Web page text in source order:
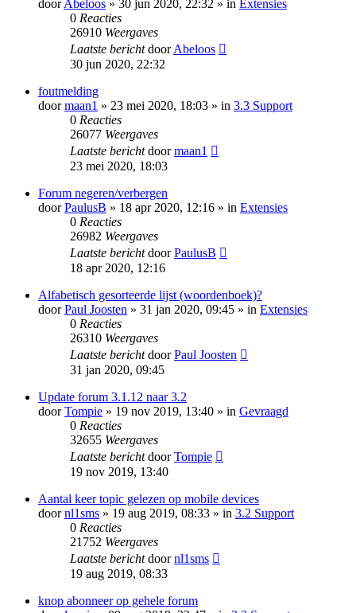
doorAbeloos » 30 jun 2020, 22:32 » in Extensies
0 Reacties
26910 Weergaves
Laatste berichtdoorAbeloos
30 jun 2020, 22:32
foutmelding
doormaan1 » 23 mei 2020, 18:03 » in 3.3 Support
0 Reacties
26077 Weergaves
Laatste berichtdoormaan1
23 mei 2020, 18:03
Forum negeren/verbergen
doorPaulusB » 18 apr 2020, 12:16 » in Extensies
0 Reacties
26982 Weergaves
Laatste berichtdoorPaulusB
18 apr 2020, 12:16
Alfabetisch gesorteerde lijst (woordenboek)?
doorPaul Joosten » 31 jan 2020, 09:45 » in Extensies
0 Reacties
26310 Weergaves
Laatste berichtdoorPaul Joosten
31 jan 2020, 09:45
Update forum 3.1.12 naar 3.2
doorTompie » 19 nov 2019, 13:40 » in Gevraagd
0 Reacties
32655 Weergaves
Laatste berichtdoorTompie
19 nov 2019, 13:40
Aantal keer topic gelezen op mobile devices
doornl1sms » 19 aug 2019, 08:33 » in 3.2 Support
0 Reacties
21752 Weergaves
Laatste berichtdoornl1sms
19 aug 2019, 08:33
knop abonneer op gehele forum